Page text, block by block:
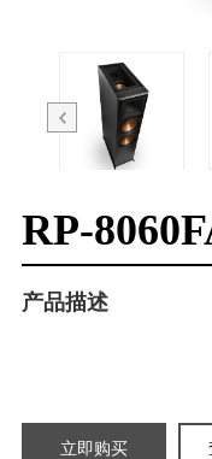
RP-
产品描述
立即购买